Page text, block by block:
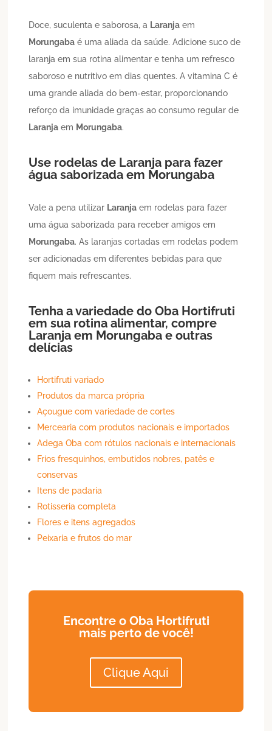
Doce, suculenta e saborosa, a Laranja em
Morungaba é uma aliada da saúde. Adicione suco de
laranja em sua rotina alimentar e tenha um refresco
saboroso e nutritivo em dias quentes. A vitamina C é
uma grande aliada do bem-estar, proporcionando
reforço da imunidade graças ao consumo regular de
Laranja em Morungaba.
Use rodelas de Laranja para fazer
água saborizada em Morungaba
Vale a pena utilizar Laranja em rodelas para fazer
uma água saborizada para receber amigos em
Morungaba. As laranjas cortadas em rodelas podem
ser adicionadas em diferentes bebidas para que
fiquem mais refrescantes.
Tenha a variedade do Oba Hortifruti
em sua rotina alimentar, compre
Laranja em Morungaba e outras
delícias
Hortifruti variado
Produtos da marca própria
Açougue com variedade de cortes
Mercearia com produtos nacionais e importados
Adega Oba com rótulos nacionais e internacionais
Frios fresquinhos, embutidos nobres, patês e
conservas
Itens de padaria
Rotisseria completa
Flores e itens agregados
Peixaria e frutos do mar
Encontre o Oba Hortifruti
mais perto de você!
Clique Aqui